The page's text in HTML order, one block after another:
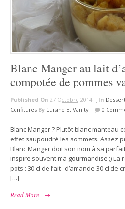
Blanc Manger au lait
compotée de pommes
Published On 27 Octobre 2014 | In
Confitures By Cuisine Et Vanity | 0
Blanc Manger ? Plutôt blanc manteau
effet saupoudré les sommets. Assez
Blanc Manger doit son nom à sa
inspire souvent ma gourmandise ;) La
pots : 30 cl de l’ait d’amande-30 cl de
[…]
Read More
→